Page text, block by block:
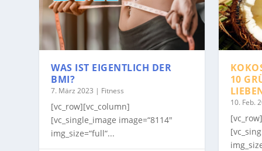
WAS IST EIGENTLICH DER
BMI?
7. März 2023 | Fitness
[vc_row][vc_column]
[vc_single_image image=“8114″
img_size=“full“...
10
10. Feb.